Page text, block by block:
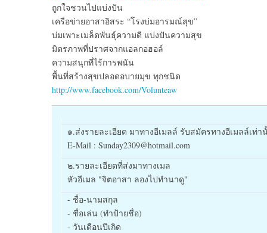
ถูกใจชวนไปแบ่งปัน
เครือข่ายอาสาอิสระ “โรงบ่มอารมณ์สุข”
บ่มเพาะเมล็ดพันธุ์ความดี แบ่งปันความสุข
มิตรภาพที่ปราศจากแอลกอฮอล์
ความสนุกที่ไร้การพนัน
พื้นที่สร้างสุขปลอดอบายมุข ทุกชนิด
http://www.facebook.com/Volunteaw
๑.ส่งรายละเอียด มาทางอีเมลล์ รับสมัครทางอีเมลล์เท่า
E-Mail : Sunday2309@hotmail.com
๒.รายละเอียดที่ส่งมาทางเมล
หัวอีเมล "จิตอาสา ลองไปทำนาดู"
- ชื่อ-นามสกุล
- ชื่อเล่น (ทำป้ายชื่อ)
- วันเดือนปีเกิด